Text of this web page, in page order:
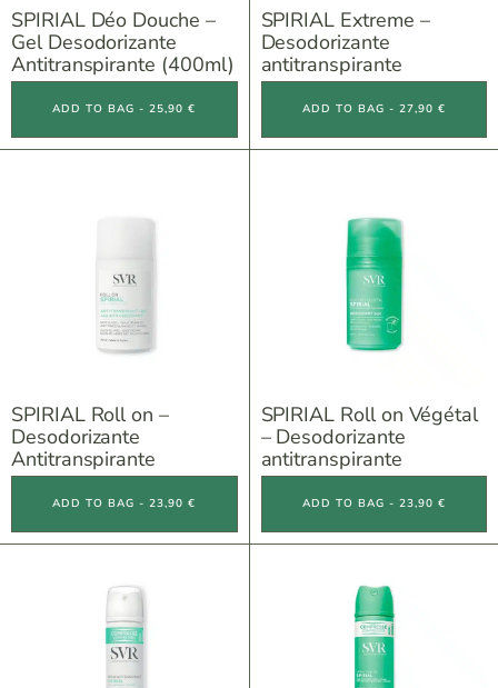
SPIRIAL Déo Douche –
Gel Desodorizante
Antitranspirante (400ml)
ADD TO BAG - 25,90 €
SPIRIAL Extreme –
Desodorizante
antitranspirante
ADD TO BAG - 27,90 €
SPIRIAL Roll on –
Desodorizante
Antitranspirante
ADD TO BAG - 23,90 €
SPIRIAL Roll on Végétal
– Desodorizante
antitranspirante
ADD TO BAG - 23,90 €